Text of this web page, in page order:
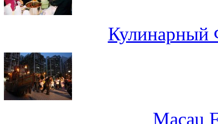
Кулинарный
Macau